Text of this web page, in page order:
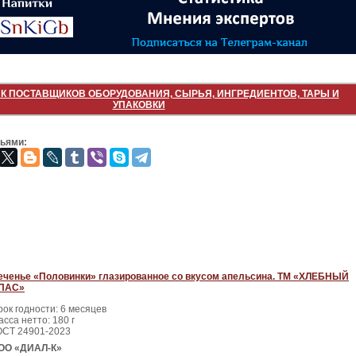
ПОСТАВЩИКОВ ОБОРУДОВАНИЯ, СЫРЬЯ, ИНГРЕДИЕНТОВ, ТАРЫ И
УПАКОВКИ
«Половинки» глазированное со вкусом апельсина. ТМ «ХЛЕБНЫЙ
годности: 6 месяцев
нетто: 180 г
24901-2023
«ДИАЛ-К»